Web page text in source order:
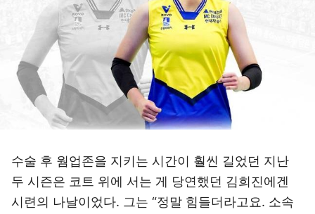
수술 후 웜업존을 지키는 시간이 훨씬 길었던 지난
두 시즌은 코트 위에 서는 게 당연했던 김희진에겐
시련의 나날이었다. 그는 “정말 힘들더라고요. 소속